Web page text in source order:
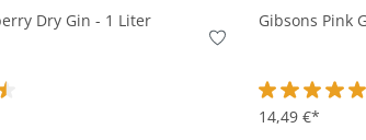
Dry Gin - 1 Liter
Bewertung von 4.5 von 5 Sternen
Gibsons Pink
14,49 €*